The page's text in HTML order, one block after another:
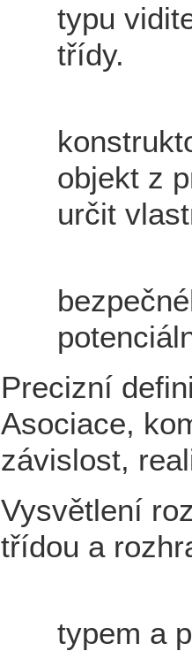
typu
třídy.
objekt z
určit
Precizní
Asociace,
závislost,
Vysvětlení
třídou a
typem a